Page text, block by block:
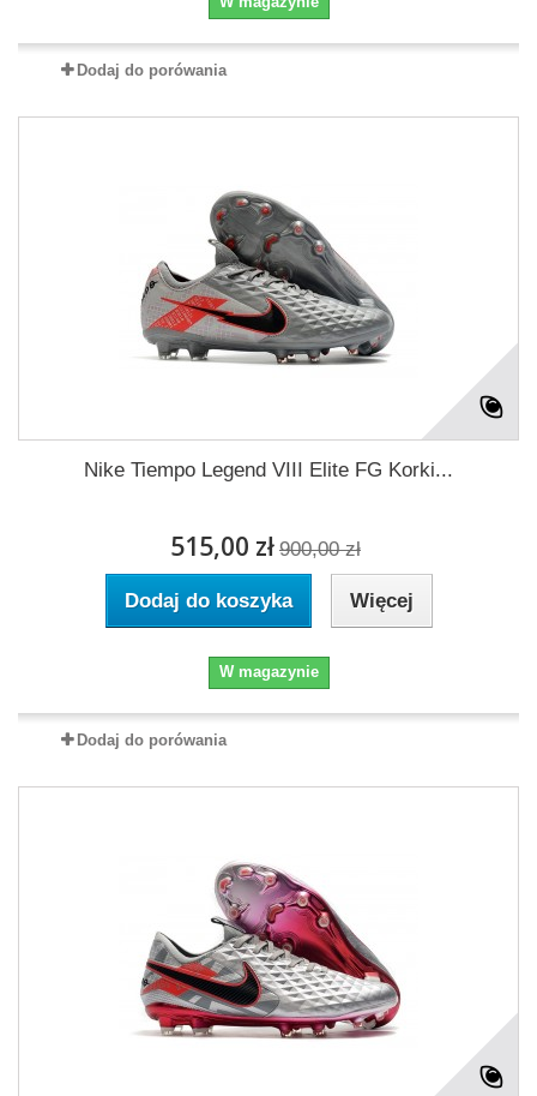
Dodaj do porówania
Nike Tiempo Legend VIII Elite FG Korki...
515,00 zł 900,00 zł
Dodaj do koszyka Więcej
W magazynie
Dodaj do porówania